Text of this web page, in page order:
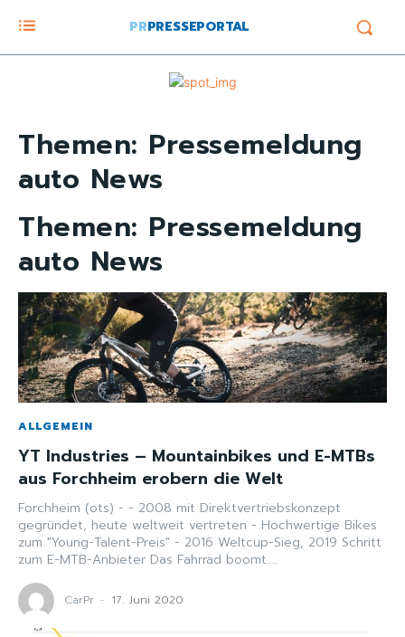
PRPRESSEPORTAL
Themen: Pressemeldung
auto News
Themen: Pressemeldung
auto News
ALLGEMEIN
YT Industries – Mountainbikes und E-MTBs
aus Forchheim erobern die Welt
Forchheim (ots) - - 2008 mit Direktvertriebskonzept
gegründet, heute weltweit vertreten - Hochwertige Bikes
zum "Young-Talent-Preis" - 2016 Weltcup-Sieg, 2019 Schritt
zum E-MTB-Anbieter Das Fahrrad boomt....
CarPr - 17. Juni 2020